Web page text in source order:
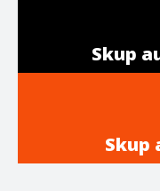
Skup
Skup